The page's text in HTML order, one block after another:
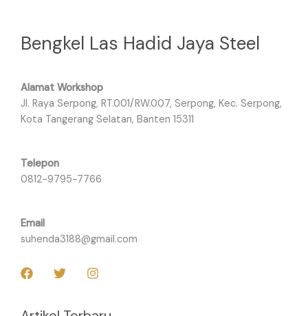
Bengkel Las Hadid Jaya Steel
Alamat Workshop
Jl. Raya Serpong, RT.001/RW.007, Serpong, Kec. Serpong,
Kota Tangerang Selatan, Banten 15311
Telepon
0812-9795-7766
Email
suhenda3188@gmail.com